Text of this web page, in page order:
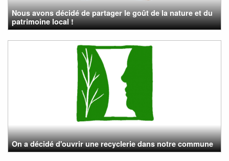
Nous avons décidé de partager le goût de la nature et du
patrimoine local !
On a décidé d'ouvrir une recyclerie dans notre commune